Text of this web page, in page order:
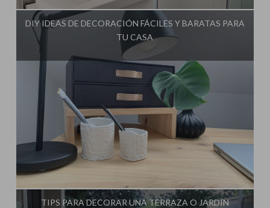
DIY IDEAS DE DECORACIÓN FÁCILES Y BARATAS PARA
TU CASA
TIPS PARA DECORAR UNA TERRAZA O JARDÍN